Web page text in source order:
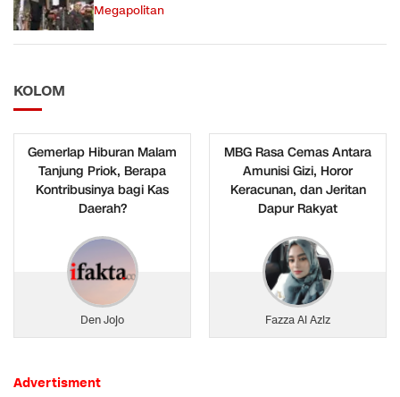
Megapolitan
KOLOM
Gemerlap Hiburan Malam
Tanjung Priok, Berapa
Kontribusinya bagi Kas
Daerah?
Den Jojo
MBG Rasa Cemas Antara
Amunisi Gizi, Horor
Keracunan, dan Jeritan
Dapur Rakyat
Fazza Al Aziz
Advertisment